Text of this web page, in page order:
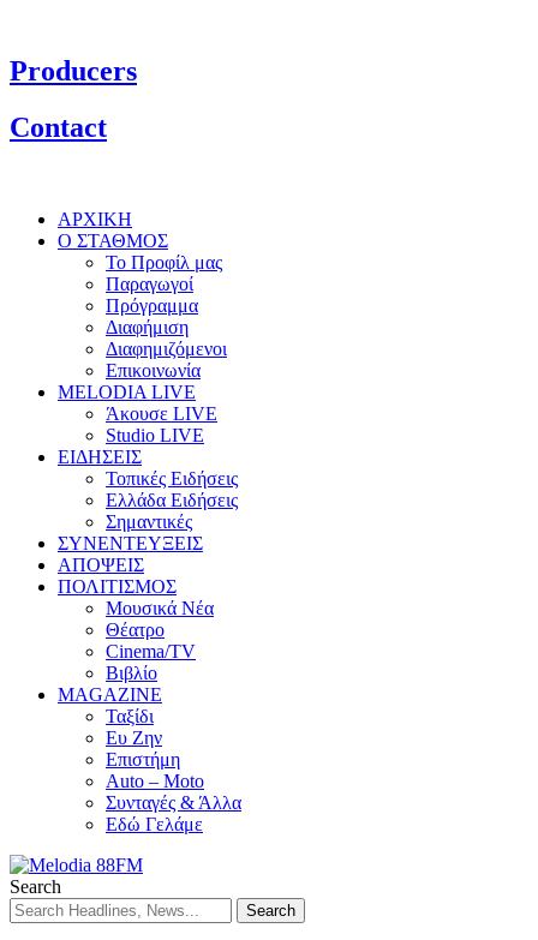
Producers
Contact
ΑΡΧΙΚΗ
Ο ΣΤΑΘΜΟΣ
Το Προφίλ μας
Παραγωγοί
Πρόγραμμα
Διαφήμιση
Διαφημιζόμενοι
Επικοινωνία
MELODIA LIVE
Άκουσε LIVE
Studio LIVE
ΕΙΔΗΣΕΙΣ
Τοπικές Ειδήσεις
Ελλάδα Ειδήσεις
Σημαντικές
ΣΥΝΕΝΤΕΥΞΕΙΣ
ΑΠΟΨΕΙΣ
ΠΟΛΙΤΙΣΜΟΣ
Μουσικά Νέα
Θέατρο
Cinema/TV
Βιβλίο
MAGAZINE
Ταξίδι
Ευ Ζην
Επιστήμη
Auto – Moto
Συνταγές & Άλλα
Εδώ Γελάμε
Search